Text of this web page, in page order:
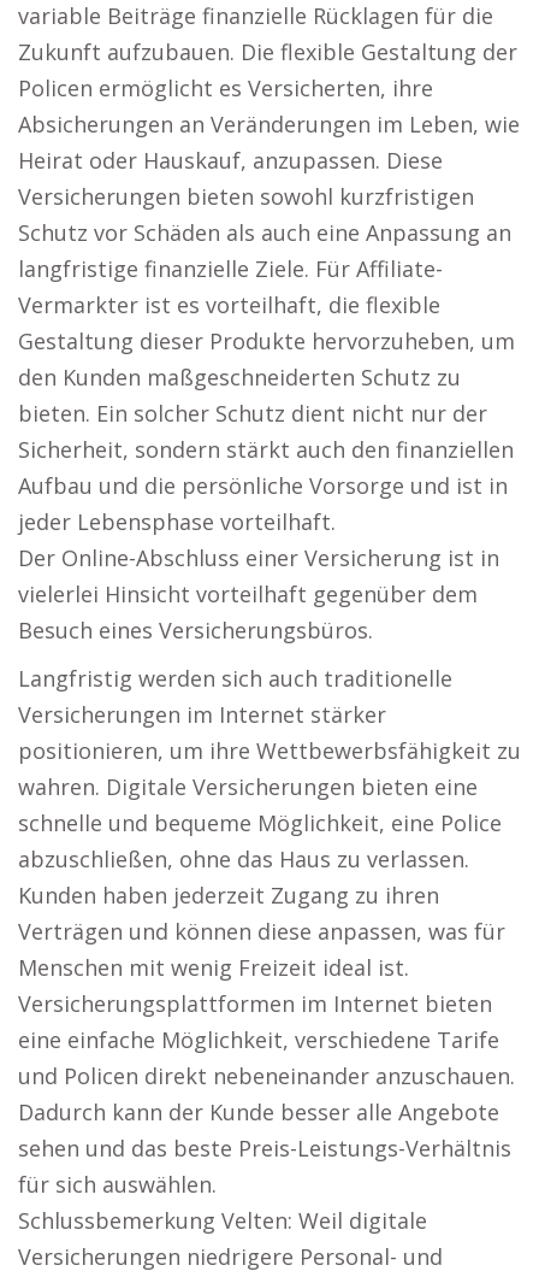
variable Beiträge finanzielle Rücklagen für die
Zukunft aufzubauen. Die flexible Gestaltung der
Policen ermöglicht es Versicherten, ihre
Absicherungen an Veränderungen im Leben, wie
Heirat oder Hauskauf, anzupassen. Diese
Versicherungen bieten sowohl kurzfristigen
Schutz vor Schäden als auch eine Anpassung an
langfristige finanzielle Ziele. Für Affiliate-
Vermarkter ist es vorteilhaft, die flexible
Gestaltung dieser Produkte hervorzuheben, um
den Kunden maßgeschneiderten Schutz zu
bieten. Ein solcher Schutz dient nicht nur der
Sicherheit, sondern stärkt auch den finanziellen
Aufbau und die persönliche Vorsorge und ist in
jeder Lebensphase vorteilhaft.
Der Online-Abschluss einer Versicherung ist in
vielerlei Hinsicht vorteilhaft gegenüber dem
Besuch eines Versicherungsbüros.
Langfristig werden sich auch traditionelle
Versicherungen im Internet stärker
positionieren, um ihre Wettbewerbsfähigkeit zu
wahren. Digitale Versicherungen bieten eine
schnelle und bequeme Möglichkeit, eine Police
abzuschließen, ohne das Haus zu verlassen.
Kunden haben jederzeit Zugang zu ihren
Verträgen und können diese anpassen, was für
Menschen mit wenig Freizeit ideal ist.
Versicherungsplattformen im Internet bieten
eine einfache Möglichkeit, verschiedene Tarife
und Policen direkt nebeneinander anzuschauen.
Dadurch kann der Kunde besser alle Angebote
sehen und das beste Preis-Leistungs-Verhältnis
für sich auswählen.
Schlussbemerkung Velten: Weil digitale
Versicherungen niedrigere Personal- und